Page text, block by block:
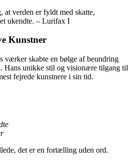
verden er fyldt med skatte,
ukendte. – Lurifax I
Kunstner
værker skabte en bølge af beundring
Hans unikke stil og visionære tilgang til
fejrede kunstnere i sin tid.
det er en fortælling uden ord.